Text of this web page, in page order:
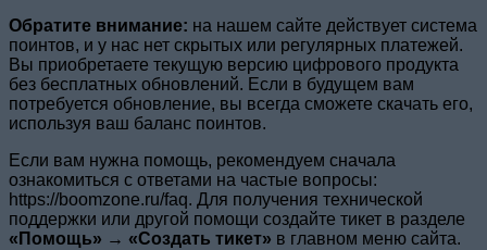
Обратите внимание: на нашем сайте действует система
поинтов, и у нас нет скрытых или регулярных платежей.
Вы приобретаете текущую версию цифрового продукта
без бесплатных обновлений. Если в будущем вам
потребуется обновление, вы всегда сможете скачать его,
используя ваш баланс поинтов.
Если вам нужна помощь, рекомендуем сначала
ознакомиться с ответами на частые вопросы:
https://boomzone.ru/faq. Для получения технической
поддержки или другой помощи создайте тикет в разделе
«Помощь» → «Создать тикет» в главном меню сайта.